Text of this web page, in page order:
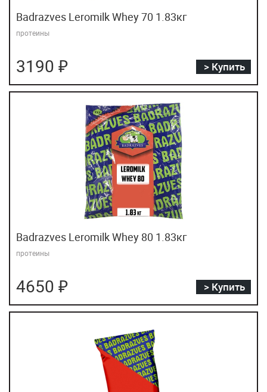
Badrazves Leromilk Whey 70 1.83кг
протеины
3190 ₽ > Купить
Badrazves Leromilk Whey 80 1.83кг
протеины
4650 ₽ > Купить